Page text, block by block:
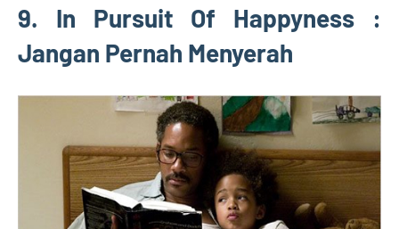
9. In Pursuit Of Happyness :
Jangan Pernah Menyerah